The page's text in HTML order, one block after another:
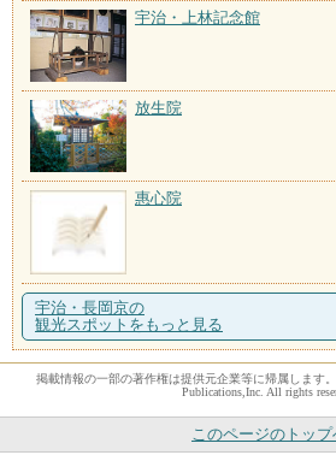
宇治・上林記念館
放生院
惠心院
宇治・長岡京の
観光スポットをもっと見る
掲載情報の一部の著作権は提供元企業等に帰属します。
Publications,Inc. All rights
このページのトップ